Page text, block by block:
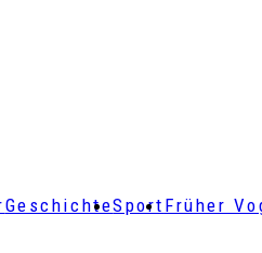
GeschichteSport Früher